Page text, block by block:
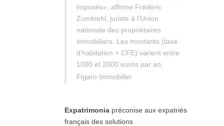
imposés», affirme Frédéric
Zumbiehl, juriste à l’Union
nationale des propriétaires
immobiliers. Les montants (taxe
d’habitation + CFE) varient entre
1000 et 2000 euros par an.
Figaro Immobilier
Expatrimonia préconise aux expatriés
français des solutions